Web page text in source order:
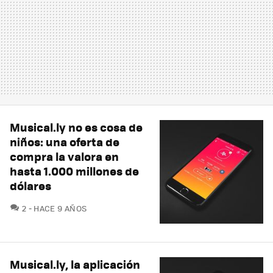
Musical.ly no es cosa de
niños: una oferta de
compra la valora en
hasta 1.000 millones de
dólares
2 COMENTARIOS
HACE 9 AÑOS
Musical.ly, la aplicación